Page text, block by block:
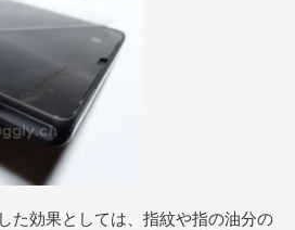
た効果としては、指紋や指の油分の